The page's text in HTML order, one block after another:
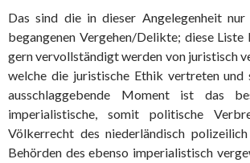
Das sind die in dieser Angelegenheit
begangenen Vergehen/Delikte; diese Liste
gern vervollständigt werden von juristisch
welche die juristische Ethik vertreten und
ausschlaggebende Moment ist das
imperialistische, somit politische
Völkerrecht des niederländisch
Behörden des ebenso imperialistisch